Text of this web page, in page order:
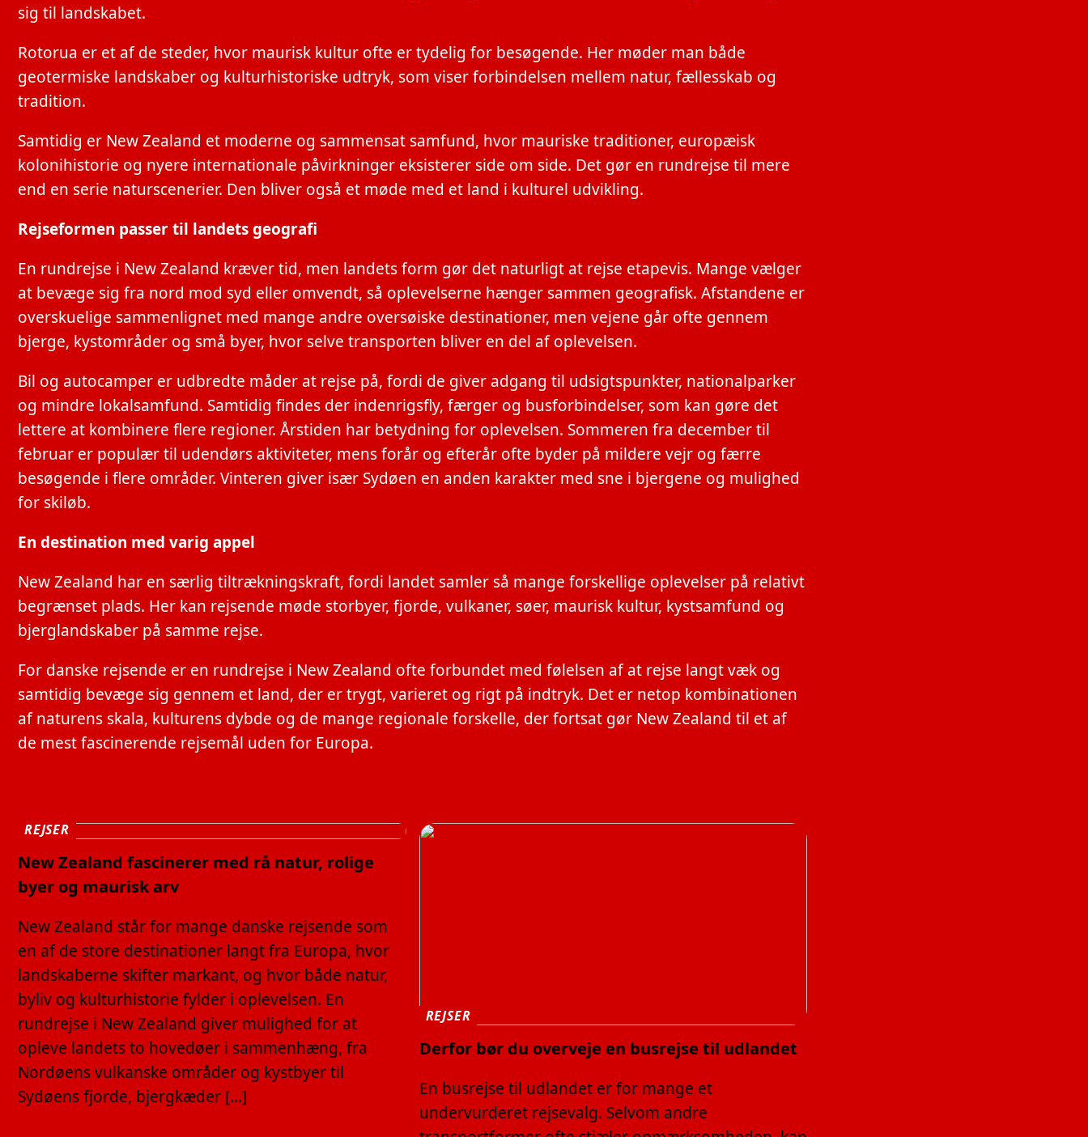
sig til landskabet.
Rotorua er et af de steder, hvor maurisk kultur ofte er tydelig for besøgende. Her møder man både
geotermiske landskaber og kulturhistoriske udtryk, som viser forbindelsen mellem natur, fællesskab og
tradition.
Samtidig er New Zealand et moderne og sammensat samfund, hvor mauriske traditioner, europæisk
kolonihistorie og nyere internationale påvirkninger eksisterer side om side. Det gør en rundrejse til mere
end en serie naturscenerier. Den bliver også et møde med et land i kulturel udvikling.
Rejseformen passer til landets geografi
En rundrejse i New Zealand kræver tid, men landets form gør det naturligt at rejse etapevis. Mange vælger
at bevæge sig fra nord mod syd eller omvendt, så oplevelserne hænger sammen geografisk. Afstandene er
overskuelige sammenlignet med mange andre oversøiske destinationer, men vejene går ofte gennem
bjerge, kystområder og små byer, hvor selve transporten bliver en del af oplevelsen.
Bil og autocamper er udbredte måder at rejse på, fordi de giver adgang til udsigtspunkter, nationalparker
og mindre lokalsamfund. Samtidig findes der indenrigsfly, færger og busforbindelser, som kan gøre det
lettere at kombinere flere regioner. Årstiden har betydning for oplevelsen. Sommeren fra december til
februar er populær til udendørs aktiviteter, mens forår og efterår ofte byder på mildere vejr og færre
besøgende i flere områder. Vinteren giver især Sydøen en anden karakter med sne i bjergene og mulighed
for skiløb.
En destination med varig appel
New Zealand har en særlig tiltrækningskraft, fordi landet samler så mange forskellige oplevelser på relativt
begrænset plads. Her kan rejsende møde storbyer, fjorde, vulkaner, søer, maurisk kultur, kystsamfund og
bjerglandskaber på samme rejse.
For danske rejsende er en rundrejse i New Zealand ofte forbundet med følelsen af at rejse langt væk og
samtidig bevæge sig gennem et land, der er trygt, varieret og rigt på indtryk. Det er netop kombinationen
af naturens skala, kulturens dybde og de mange regionale forskelle, der fortsat gør New Zealand til et af
de mest fascinerende rejsemål uden for Europa.
REJSER
New Zealand fascinerer med rå natur, rolige
byer og maurisk arv
New Zealand står for mange danske rejsende som
en af de store destinationer langt fra Europa, hvor
landskaberne skifter markant, og hvor både natur,
byliv og kulturhistorie fylder i oplevelsen. En
rundrejse i New Zealand giver mulighed for at
opleve landets to hovedøer i sammenhæng, fra
Nordøens vulkanske områder og kystbyer til
Sydøens fjorde, bjergkæder […]
REJSER
Derfor bør du overveje en busrejse til udlandet
En busrejse til udlandet er for mange et
undervurderet rejsevalg. Selvom andre